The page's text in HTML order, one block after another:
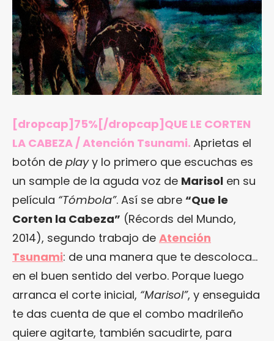
[dropcap]75%[/dropcap]QUE LE CORTEN
LA CABEZA / Atención Tsunami. Aprietas el
botón de playy lo primero que escuchas es
un sample de la aguda voz de Marisol en su
película “Tómbola”. Así se abre “Que le
Corten la Cabeza” (Récords del Mundo,
2014), segundo trabajo de Atención
Tsunami: de una manera que te descoloca…
en el buen sentido del verbo. Porque luego
arranca el corte inicial, “Marisol”, y enseguida
te das cuenta de que el combo madrileño
quiere agitarte, también sacudirte, para